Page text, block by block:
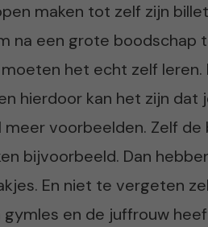
maken tot zelf zijn
na een grote boodschap
moeten het echt zelf
hierdoor kan het zijn dat
meer voorbeelden. Zelf
bijvoorbeeld. Dan
En niet te vergeten
gymles en de juffrouw